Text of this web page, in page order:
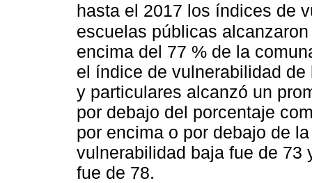
hasta el 2017 los índices de
escuelas públicas
encima del 77 % de la
el índice de vulnerabilidad
y particulares alcanzó un
por debajo del porcentaje
por encima o por debajo de
vulnerabilidad baja fue de 73
fue de 78.